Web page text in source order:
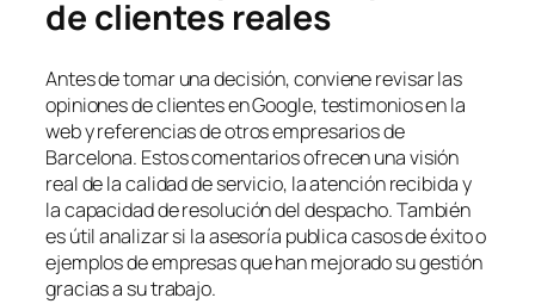
de clientes reales
Antes de tomar una decisión, conviene revisar las
opiniones de clientes en Google, testimonios en la
web y referencias de otros empresarios de
Barcelona. Estos comentarios ofrecen una visión
real de la calidad de servicio, la atención recibida y
la capacidad de resolución del despacho. También
es útil analizar si la asesoría publica casos de éxito o
ejemplos de empresas que han mejorado su gestión
gracias a su trabajo.